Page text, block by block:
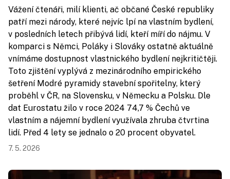
Vážení čtenáři, milí klienti, ač občané České republiky
patří mezi národy, které nejvíc lpí na vlastním bydlení,
v posledních letech přibývá lidí, kteří míří do nájmu. V
komparci s Němci, Poláky i Slováky ostatně aktuálně
vnímáme dostupnost vlastnického bydlení nejkritičtěji.
Toto zjištění vyplývá z mezinárodního empirického
šetření Modré pyramidy stavební spořitelny, který
proběhl v ČR, na Slovensku, v Německu a Polsku. Dle
dat Eurostatu žilo v roce 2024 74,7 % Čechů ve
vlastním a nájemní bydlení využívala zhruba čtvrtina
lidí. Před 4 lety se jednalo o 20 procent obyvatel.
7. 5. 2026